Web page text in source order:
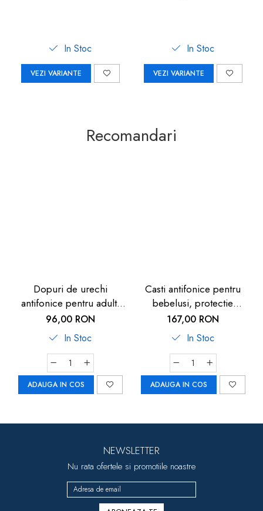
In Stoc
VEZI VARIANTE
In Stoc
VEZI VARIANTE
Recomandari
Dopuri de urechi
antifonice pentru adulti
cu filtru special pentru
muzica, reutilizabile,
transparente, protectie
zgomote SNR 19dB,
ALPINE PartyPlug
96,00 RON
In Stoc
ADAUGA IN COS
Casti antifonice pentru
bebelusi, protectie
auditiva, SNR 25,
ajustabila 47-54 cm, 12+
luni, albastru, Reer
167,00 RON
In Stoc
ADAUGA IN COS
NEWSLETTER
Nu rata ofertele si promotiile noastre